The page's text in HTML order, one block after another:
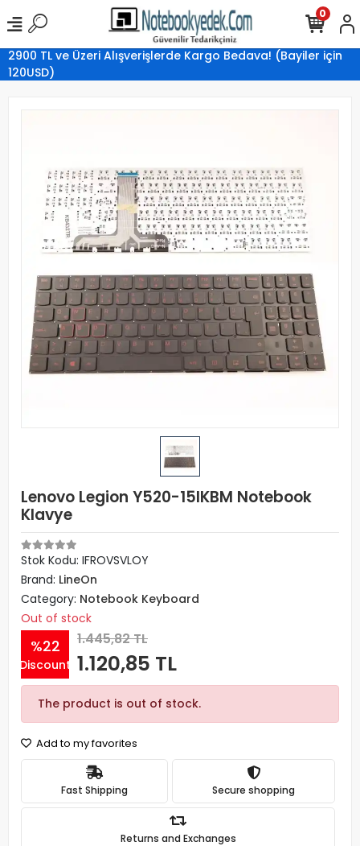
2900 TL ve Üzeri Alışverişlerde Kargo Bedava! (Bayiler için
120USD)
0
Lenovo Legion Y520-15IKBM Notebook
Klavye
Stok Kodu: IFROVSVLOY
Brand: LineOn
Category: Notebook Keyboard
Out of stock
%22
Discount
1.445,82 TL
1.120,85 TL
The product is out of stock.
Add to my favorites
Fast Shipping Secure shopping
Returns and Exchanges